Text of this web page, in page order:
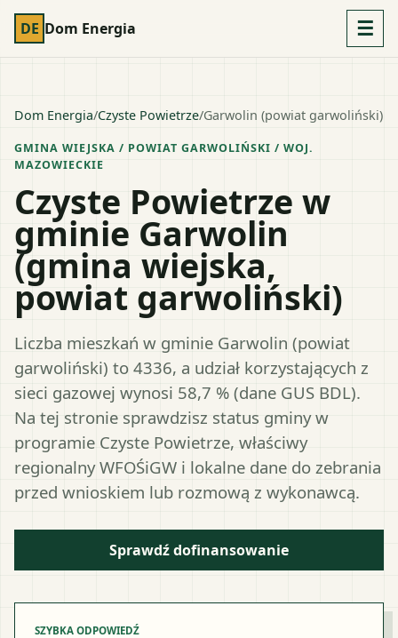
DE Dom Energia ☰
Dom Energia/Czyste Powietrze/Garwolin (powiat garwoliński)
GMINA WIEJSKA / POWIAT GARWOLIŃSKI / WOJ.
MAZOWIECKIE
Czyste Powietrze w
gminie Garwolin
(gmina wiejska,
powiat garwoliński)
Liczba mieszkań w gminie Garwolin (powiat
garwoliński) to 4336, a udział korzystających z
sieci gazowej wynosi 58,7 % (dane GUS BDL).
Na tej stronie sprawdzisz status gminy w
programie Czyste Powietrze, właściwy
regionalny WFOŚiGW i lokalne dane do zebrania
przed wnioskiem lub rozmową z wykonawcą.
Sprawdź dofinansowanie
SZYBKA ODPOWIEDŹ